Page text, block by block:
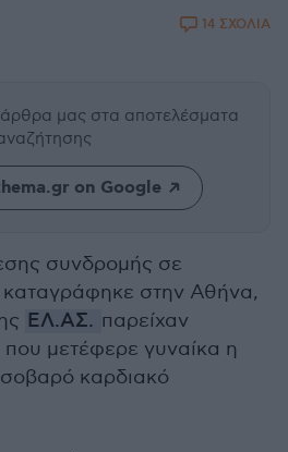
14 ΣΧΟΛΙΑ
άρθρα μας στα αποτελέσματα
on Google
συνδρομής σε
καταγράφηκε στην Αθήνα,
ΕΛ.ΑΣ. παρείχαν
μετέφερε γυναίκα η
σοβαρό καρδιακό